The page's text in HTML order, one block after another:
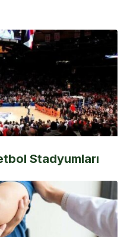
Stadyumları